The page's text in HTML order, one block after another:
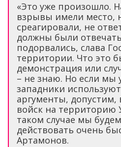
«Это уже произошло.
взрывы имели место,
среагировали, не
должны были
подорвались, слава
территории. Что это
демонстрация или
– не знаю. Но если мы
западники
аргументы, допустим,
войск на территорию
таком случае мы
действовать очень
Артамонов.